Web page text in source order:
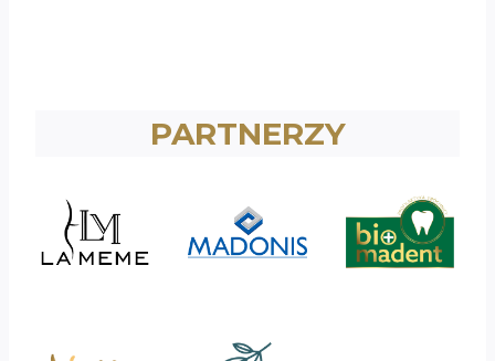
PARTNERZY